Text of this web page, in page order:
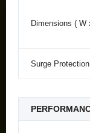
Dimensions ( W
Surge Protection